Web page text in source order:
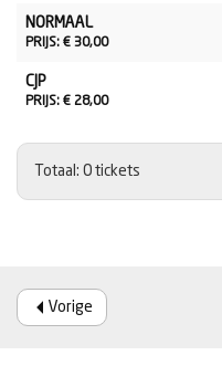
NORMAAL
PRIJS: € 30,00
CJP
PRIJS: € 28,00
Totaal: 0 tickets
Vorige